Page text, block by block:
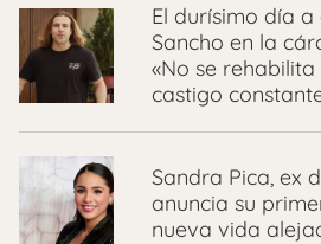
El durísimo día
Sancho en la
«No se rehabilita
castigo
Sandra Pica, ex
anuncia su
nueva vida